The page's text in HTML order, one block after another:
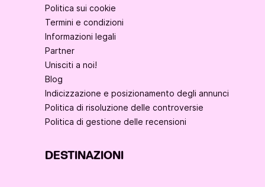
Politica sui cookie
Termini e condizioni
Informazioni legali
Partner
Unisciti a noi!
Blog
Indicizzazione e posizionamento degli annunci
Politica di risoluzione delle controversie
Politica di gestione delle recensioni
DESTINAZIONI